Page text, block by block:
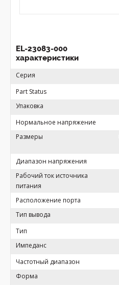
EL-23083-000
характеристики
Серия
Part Status
Упаковка
Нормальное напряжение
Размеры
Диапазон напряжения
Рабочий ток источника
питания
Расположение порта
Тип вывода
Тип
Импеданс
Частотный диапазон
Форма